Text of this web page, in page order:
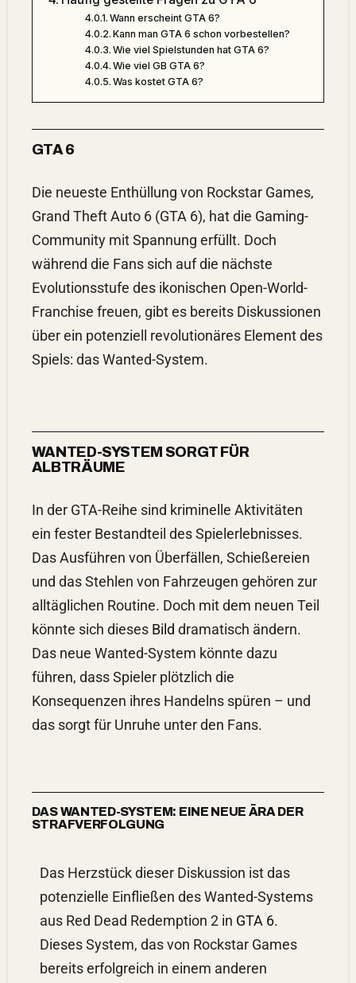
Wann erscheint GTA 6?
Kann man GTA 6 schon vorbestellen?
Wie viel Spielstunden hat GTA 6?
Wie viel GB GTA 6?
Was kostet GTA 6?
GTA 6
Die neueste Enthüllung von Rockstar Games,
Grand Theft Auto 6 (GTA 6), hat die Gaming-
Community mit Spannung erfüllt. Doch
während die Fans sich auf die nächste
Evolutionsstufe des ikonischen Open-World-
Franchise freuen, gibt es bereits Diskussionen
über ein potenziell revolutionäres Element des
Spiels: das Wanted-System.
WANTED-SYSTEM SORGT FÜR
ALBTRÄUME
In der GTA-Reihe sind kriminelle Aktivitäten
ein fester Bestandteil des Spielerlebnisses.
Das Ausführen von Überfällen, Schießereien
und das Stehlen von Fahrzeugen gehören zur
alltäglichen Routine. Doch mit dem neuen Teil
könnte sich dieses Bild dramatisch ändern.
Das neue Wanted-System könnte dazu
führen, dass Spieler plötzlich die
Konsequenzen ihres Handelns spüren – und
das sorgt für Unruhe unter den Fans.
DAS WANTED-SYSTEM: EINE NEUE ÄRA DER
STRAFVERFOLGUNG
Das Herzstück dieser Diskussion ist das
potenzielle Einfließen des Wanted-Systems
aus Red Dead Redemption 2 in GTA 6.
Dieses System, das von Rockstar Games
bereits erfolgreich in einem anderen